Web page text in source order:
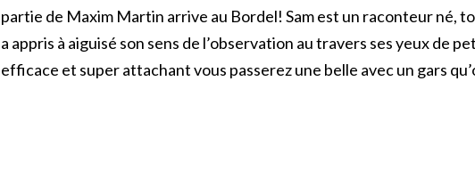
partie de Maxim Martin arrive au Bordel! Sam est un raconteur né,
a appris à aiguisé son sens de l’observation au travers ses yeux de
efficace et super attachant vous passerez une belle avec un gars